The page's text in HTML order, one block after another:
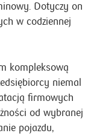
Dotyczy on
w codziennej
kompleksową
niemal
firmowych
od wybranej
pojazdu,